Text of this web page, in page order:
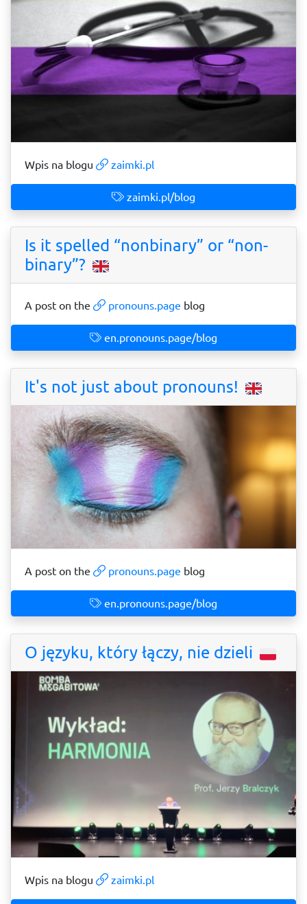
Wpis na blogu zaimki.pl
zaimki.pl/blog
Is it spelled “nonbinary” or “non-
binary”?
A post on the pronouns.page blog
en.pronouns.page/blog
It's not just about pronouns!
A post on the pronouns.page blog
en.pronouns.page/blog
O języku, który łączy, nie dzieli
Wpis na blogu zaimki.pl